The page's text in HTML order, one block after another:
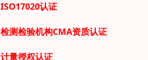
ISO17020认证
检测检验机构CMA资质认证
计量授权认证